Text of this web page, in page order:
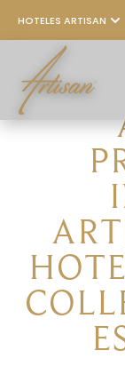
HOTELES ARTISAN